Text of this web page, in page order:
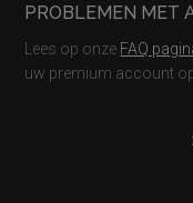
PROBLEMEN MET
Lees op onze FAQ
uw premium account